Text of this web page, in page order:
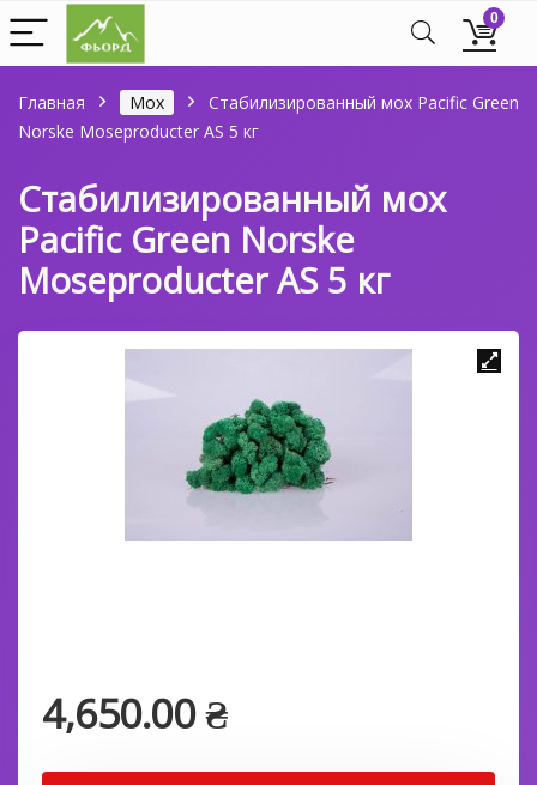
0
Главная Мох
Стабилизированный мох Pacific Green
Norske Moseproducter AS 5 кг
Стабилизированный мох
Pacific Green Norske
Moseproducter AS 5 кг
4,650.00₴